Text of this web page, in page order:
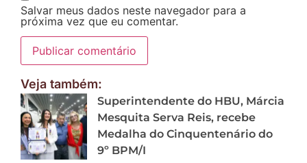
Salvar meus dados neste navegador para a
próxima vez que eu comentar.
Veja também:
Superintendente do HBU, Márcia
Mesquita Serva Reis, recebe
Medalha do Cinquentenário do
9º BPM/I